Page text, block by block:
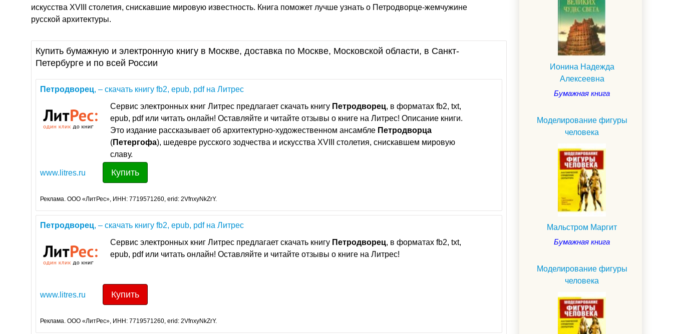
искусства XVIII столетия, снискавшие мировую известность. Книга поможет лучше узнать о Петродворце-жемчужине
русской архитектуры.
Купить бумажную и электронную книгу в Москве, доставка по Москве, Московской области, в Санкт-
Петербурге и по всей России
Петродворец, – скачать книгу fb2, epub, pdf на Литрес
Сервис электронных книг Литрес предлагает скачать книгу Петродворец, в форматах fb2, txt,
epub, pdf или читать онлайн! Оставляйте и читайте отзывы о книге на Литрес! Описание книги.
Это издание рассказывает об архитектурно-художественном ансамбле Петродворца
(Петергофа), шедевре русского зодчества и искусства XVIII столетия, снискавшем мировую
славу.
www.litres.ru Купить
Реклама. ООО «ЛитРес», ИНН: 7719571260, erid: 2VfnxyNkZrY.
Петродворец, – скачать книгу fb2, epub, pdf на Литрес
Сервис электронных книг Литрес предлагает скачать книгу Петродворец, в форматах fb2, txt,
epub, pdf или читать онлайн! Оставляйте и читайте отзывы о книге на Литрес!
www.litres.ru Купить
Реклама. ООО «ЛитРес», ИНН: 7719571260, erid: 2VfnxyNkZrY.
Ионина Надежда
Алексеевна
Бумажная книга
Моделирование фигуры
человека
Мальстром Маргит
Бумажная книга
Моделирование фигуры
человека